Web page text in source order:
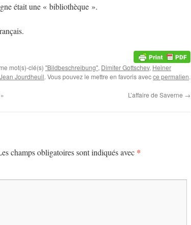
était une « bibliothèque ».
mot(s)-clé(s) "Bildbeschreibung", Dimiter Gottschev, Heiner
Jean Jourdheuil. Vous pouvez le mettre en favoris avecce permalien.
L’affaire de Saverne →
champs obligatoires sont indiqués avec *